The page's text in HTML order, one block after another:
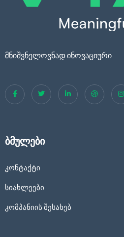
მნიშვნელოვნად ინოვაციური
ბმულები
კონტაქტი
სიახლეები
კომპანიის შესახებ